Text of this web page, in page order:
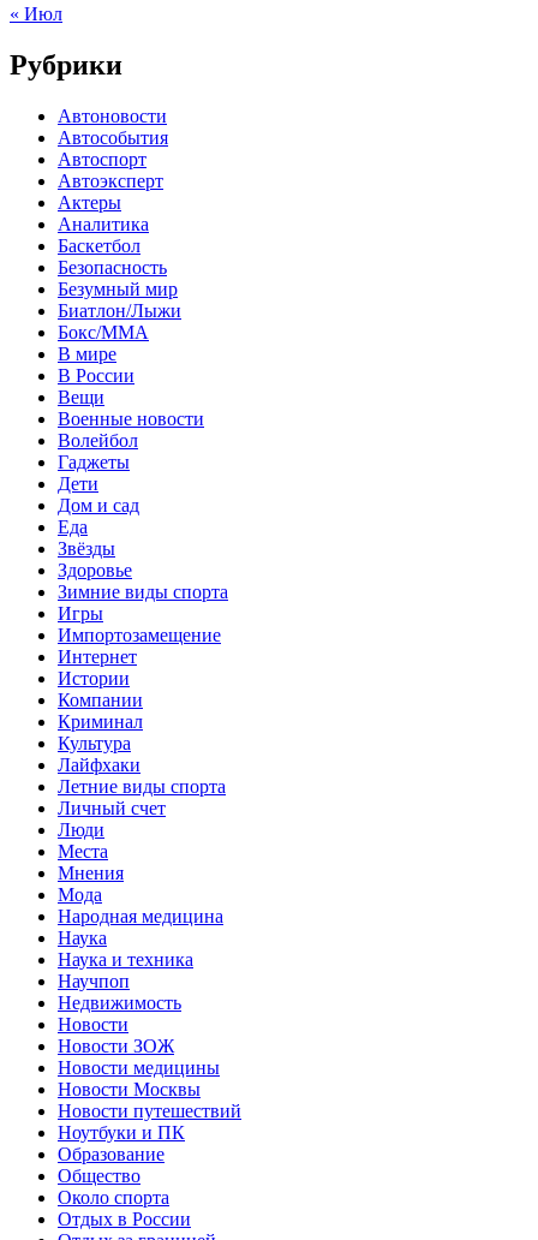
« Июл
Рубрики
Автоновости
Автособытия
Автоспорт
Автоэксперт
Актеры
Аналитика
Баскетбол
Безопасность
Безумный мир
Биатлон/Лыжи
Бокс/MMA
В мире
В России
Вещи
Военные новости
Волейбол
Гаджеты
Дети
Дом и сад
Еда
Звёзды
Здоровье
Зимние виды спорта
Игры
Импортозамещение
Интернет
Истории
Компании
Криминал
Культура
Лайфхаки
Летние виды спорта
Личный счет
Люди
Места
Мнения
Мода
Народная медицина
Наука
Наука и техника
Научпоп
Недвижимость
Новости
Новости ЗОЖ
Новости медицины
Новости Москвы
Новости путешествий
Ноутбуки и ПК
Образование
Общество
Около спорта
Отдых в России